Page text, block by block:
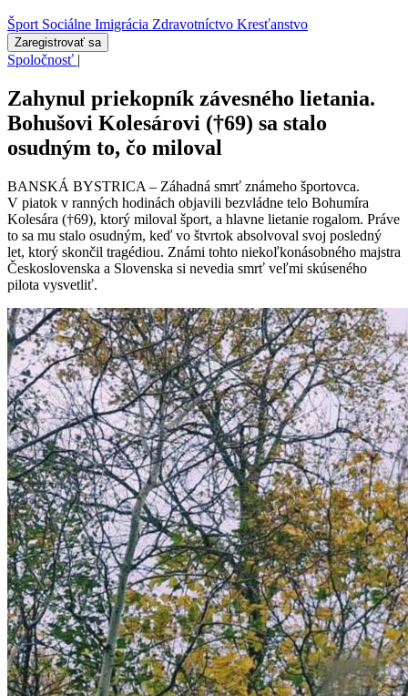
Šport Sociálne Imigrácia Zdravotníctvo Kresťanstvo
Zaregistrovať sa
Spoločnosť |
Zahynul priekopník závesného lietania.
Bohušovi Kolesárovi (†69) sa stalo
osudným to, čo miloval
BANSKÁ BYSTRICA – Záhadná smrť známeho športovca.
V piatok v ranných hodinách objavili bezvládne telo Bohumíra
Kolesára (†69), ktorý miloval šport, a hlavne lietanie rogalom. Práve
to sa mu stalo osudným, keď vo štvrtok absolvoval svoj posledný
let, ktorý skončil tragédiou. Známi tohto niekoľkonásobného majstra
Československa a Slovenska si nevedia smrť veľmi skúseného
pilota vysvetliť.